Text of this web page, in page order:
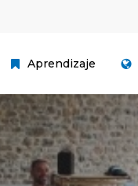
Aprendizaje